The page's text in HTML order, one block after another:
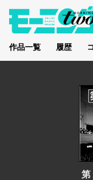
作品一覧 履歴
第